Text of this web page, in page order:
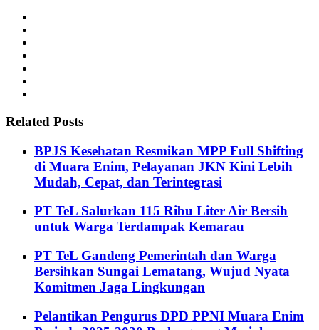
Related Posts
BPJS Kesehatan Resmikan MPP Full Shifting
di Muara Enim, Pelayanan JKN Kini Lebih
Mudah, Cepat, dan Terintegrasi
PT TeL Salurkan 115 Ribu Liter Air Bersih
untuk Warga Terdampak Kemarau
PT TeL Gandeng Pemerintah dan Warga
Bersihkan Sungai Lematang, Wujud Nyata
Komitmen Jaga Lingkungan
Pelantikan Pengurus DPD PPNI Muara Enim